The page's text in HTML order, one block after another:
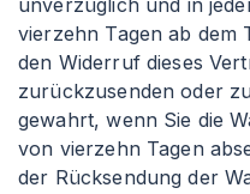
unverzüglich und in
vierzehn Tagen ab dem
den Widerruf dieses
zurückzusenden oder
gewahrt, wenn Sie die
von vierzehn Tagen
der Rücksendung der